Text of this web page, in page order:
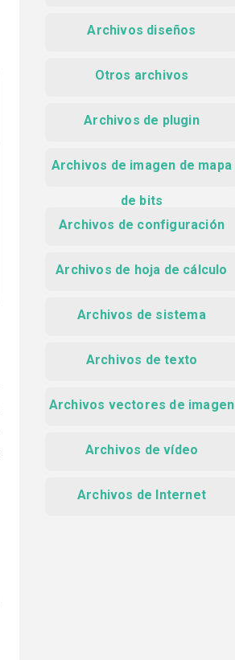
Archivos diseños
Otros archivos
Archivos de plugin
Archivos de imagen de mapa
de bits
Archivos de configuración
Archivos de hoja de cálculo
Archivos de sistema
Archivos de texto
Archivos vectores de imagen
Archivos de vídeo
Archivos de Internet